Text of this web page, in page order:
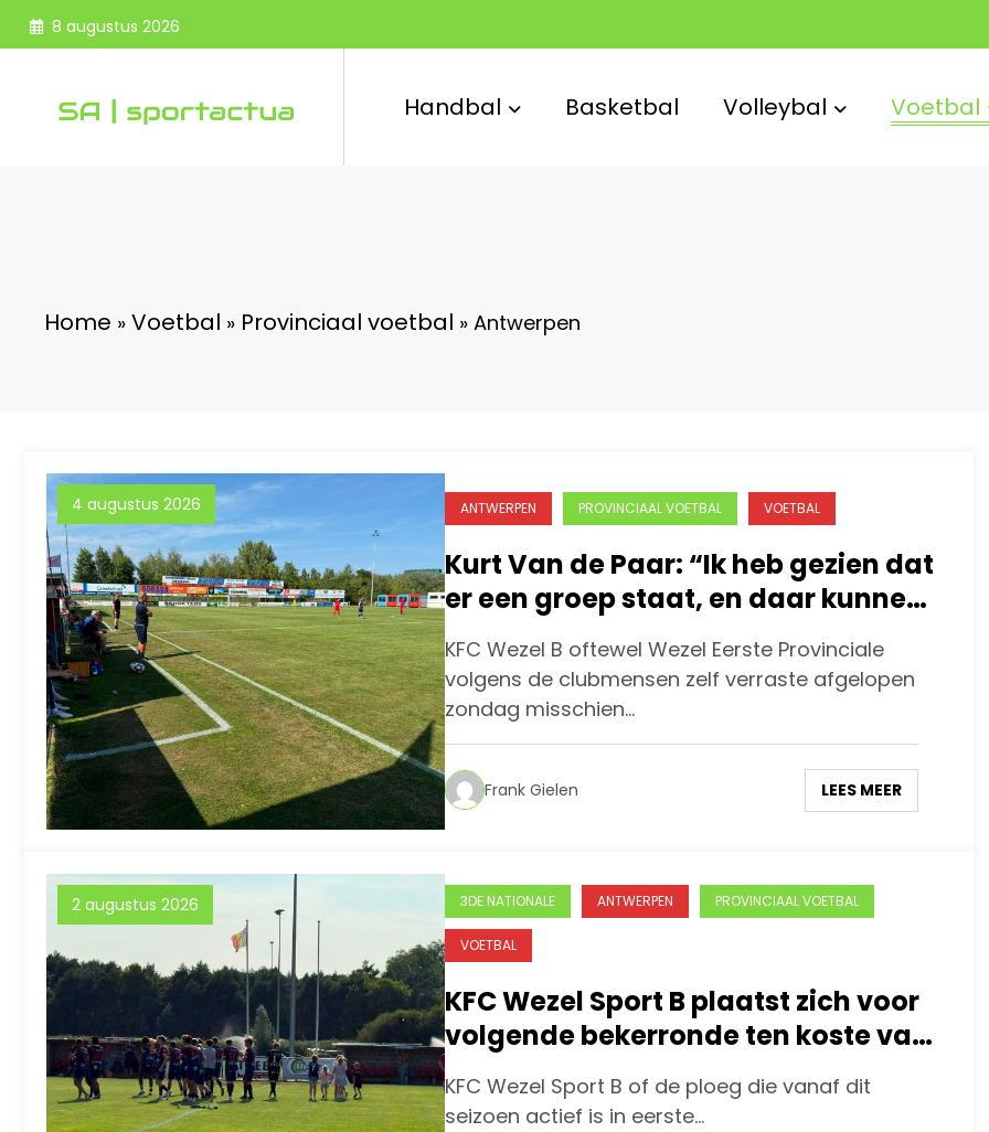
Spring
naar
8 augustus 2026
Handbal Basketbal Volleybal Voetbal
Home » Voetbal » Provinciaal voetbal » Antwerpen
4 augustus 2026 ANTWERPEN PROVINCIAAL VOETBAL VOETBAL
Kurt Van de Paar: “Ik heb gezien dat
er een groep staat, en daar kunnen
we mee verder”
KFC Wezel B oftewel Wezel Eerste Provinciale
volgens de clubmensen zelf verraste afgelopen
zondag misschien…
Frank Gielen LEES MEER
2 augustus 2026 3DE NATIONALE ANTWERPEN PROVINCIAAL VOETBAL
VOETBAL
KFC Wezel Sport B plaatst zich voor
volgende bekerronde ten koste van
Zwevegem Sport
KFC Wezel Sport B of de ploeg die vanaf dit
seizoen actief is in eerste…